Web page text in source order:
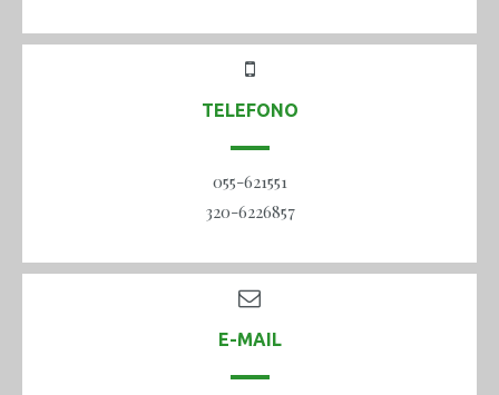
TELEFONO
055-621551
320-6226857
E-MAIL